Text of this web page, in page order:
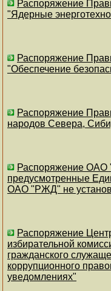
Распоряжение
"Ядерные
Распоряжение
"Обеспечение
Распоряжение
народов Севера,
Распоряжение ОАО
предусмотренные
ОАО "РЖД" не
Распоряжение
избирательной
гражданского
коррупционного
уведомлениях"